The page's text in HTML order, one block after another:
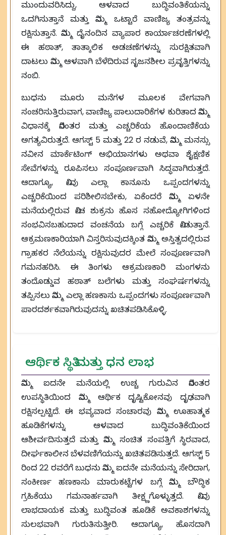
ಮುಂದುವರಿಸಿದ್ದು, ಆಳವಾದ ಬುದ್ಧಿವಂತಿಕೆಯನ್ನು
ಒದಗಿಸುತ್ತಾನೆ ಮತ್ತು ನಿಮ್ಮ ಒಟ್ಟಾರೆ ವಾಣಿಜ್ಯ ತಂತ್ರವನ್ನು
ರಕ್ಷಿಸುತ್ತಾನೆ. ನಿಮ್ಮ ದೈನಂದಿನ ವ್ಯಾಪಾರ ಕಾರ್ಯಾಚರಣೆಗಳಲ್ಲಿ
ಈ ಹಠಾತ್, ತಾತ್ಕಾಲಿಕ ಅಡಚಣೆಗಳನ್ನು ಸುರಕ್ಷಿತವಾಗಿ
ದಾಟಲು ನಿಮ್ಮ ಆಳವಾಗಿ ಬೆಳೆದಿರುವ ಸೃಜನಶೀಲ ಪ್ರವೃತ್ತಿಗಳನ್ನು
ನಂಬಿ.
ಬುಧನು ಮೂರು ಮನೆಗಳ ಮೂಲಕ ವೇಗವಾಗಿ
ಸಂಚರಿಸುತ್ತಿರುವಾಗ, ವಾಣಿಜ್ಯ ಪಾಲುದಾರಿಕೆಗಳ ಕುರಿತಾದ ನಿಮ್ಮ
ವಿಧಾನಕ್ಕೆ ನಿರಂತರ ಮತ್ತು ಎಚ್ಚರಿಕೆಯ ಹೊಂದಾಣಿಕೆಯ
ಅಗತ್ಯವಿರುತ್ತದೆ. ಆಗಸ್ಟ್ 5 ಮತ್ತು 22 ರ ನಡುವೆ, ನಿಮ್ಮ ಮನಸ್ಸು
ನವೀನ ಮಾರ್ಕೆಟಿಂಗ್ ಅಭಿಯಾನಗಳು ಅಥವಾ ಶೈಕ್ಷಣಿಕ
ಸೇವೆಗಳನ್ನು ರೂಪಿಸಲು ಸಂಪೂರ್ಣವಾಗಿ ಸಿದ್ಧವಾಗಿರುತ್ತದೆ.
ಆದಾಗ್ಯೂ, ನೀವು ಎಲ್ಲಾ ಕಾನೂನು ಒಪ್ಪಂದಗಳನ್ನು
ಎಚ್ಚರಿಕೆಯಿಂದ ಪರಿಶೀಲಿಸಬೇಕು, ಏಕೆಂದರೆ ನಿಮ್ಮ ಏಳನೇ
ಮನೆಯಲ್ಲಿರುವ ನೀಚ ಶುಕ್ರನು ಹೊಸ ಸಹೋದ್ಯೋಗಿಗಳಿಂದ
ಸಂಭವಿಸಬಹುದಾದ ವಂಚನೆಯ ಬಗ್ಗೆ ಎಚ್ಚರಿಕೆ ನೀಡುತ್ತಾನೆ.
ಆಕ್ರಮಣಕಾರಿಯಾಗಿ ವಿಸ್ತರಿಸುವುದಕ್ಕಿಂತ ನಿಮ್ಮ ಅಸ್ತಿತ್ವದಲ್ಲಿರುವ
ಗ್ರಾಹಕರ ನೆಲೆಯನ್ನು ರಕ್ಷಿಸುವುದರ ಮೇಲೆ ಸಂಪೂರ್ಣವಾಗಿ
ಗಮನಹರಿಸಿ. ಈ ತಿಂಗಳು ಆಕ್ರಮಣಕಾರಿ ಮಂಗಳನು
ತಂದೊಡ್ಡುವ ಹಠಾತ್ ಬಲೆಗಳು ಮತ್ತು ಸಂಘರ್ಷಗಳನ್ನು
ತಪ್ಪಿಸಲು ನಿಮ್ಮ ಎಲ್ಲಾ ಹಣಕಾಸು ಒಪ್ಪಂದಗಳು ಸಂಪೂರ್ಣವಾಗಿ
ಪಾರದರ್ಶಕವಾಗಿರುವುದನ್ನು ಖಚಿತಪಡಿಸಿಕೊಳ್ಳಿ.
ಆರ್ಥಿಕ ಸ್ಥಿತಿ ಮತ್ತು ಧನ ಲಾಭ
ನಿಮ್ಮ ಐದನೇ ಮನೆಯಲ್ಲಿ ಉಚ್ಚ ಗುರುವಿನ ನಿರಂತರ
ಉಪಸ್ಥಿತಿಯಿಂದ ನಿಮ್ಮ ಆರ್ಥಿಕ ದೃಷ್ಟಿಕೋನವು ದೃಢವಾಗಿ
ರಕ್ಷಿಸಲ್ಪಟ್ಟಿದೆ. ಈ ಭವ್ಯವಾದ ಸಂಚಾರವು ನಿಮ್ಮ ಊಹಾತ್ಮಕ
ಹೂಡಿಕೆಗಳನ್ನು ಆಳವಾದ ಬುದ್ಧಿವಂತಿಕೆಯಿಂದ
ಆಶೀರ್ವದಿಸುತ್ತದೆ ಮತ್ತು ನಿಮ್ಮ ಸಂಚಿತ ಸಂಪತ್ತಿಗೆ ಸ್ಥಿರವಾದ,
ದೀರ್ಘಕಾಲೀನ ಬೆಳವಣಿಗೆಯನ್ನು ಖಚಿತಪಡಿಸುತ್ತದೆ. ಆಗಸ್ಟ್ 5
ರಿಂದ 22 ರವರೆಗೆ ಬುಧನು ನಿಮ್ಮ ಐದನೇ ಮನೆಯನ್ನು ಸೇರಿದಾಗ,
ಸಂಕೀರ್ಣ ಹಣಕಾಸು ಮಾರುಕಟ್ಟೆಗಳ ಬಗ್ಗೆ ನಿಮ್ಮ ಬೌದ್ಧಿಕ
ಗ್ರಹಿಕೆಯು ಗಮನಾರ್ಹವಾಗಿ ತೀಕ್ಷ್ಣಗೊಳ್ಳುತ್ತದೆ. ನೀವು
ಲಾಭದಾಯಕ ಮತ್ತು ಬುದ್ಧಿವಂತ ಹೂಡಿಕೆ ಅವಕಾಶಗಳನ್ನು
ಸುಲಭವಾಗಿ ಗುರುತಿಸುತ್ತೀರಿ. ಆದಾಗ್ಯೂ, ಹೊಸದಾಗಿ